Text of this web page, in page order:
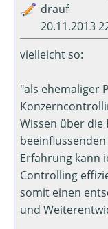
drauf
20.11.2013
vielleicht so:
"als ehemaliger
Wissen über
Erfahrung kann
Controlling
somit einen
und